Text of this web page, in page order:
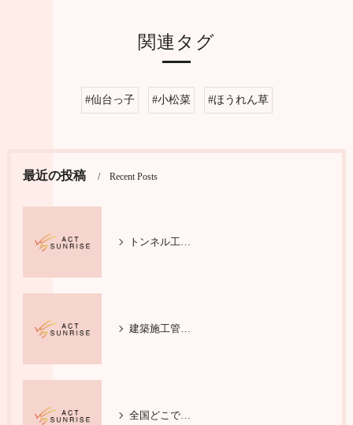
関連タグ
#仙台っ子 #小松菜 #ほうれん草
最近の投稿 Recent Posts
トンネル工事で輝く施工管理の仕事
建築施工管理の基本と安全対策を学ぶ
全国どこでも活躍する施工管理技士